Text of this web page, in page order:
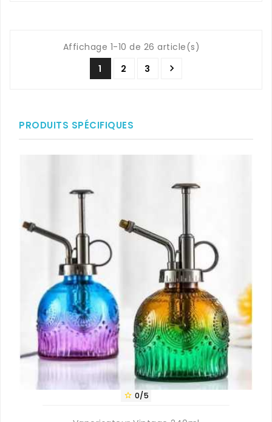
Affichage 1-10 de 26 article(s)
1
2 3 
PRODUITS SPÉCIFIQUES
 0/5